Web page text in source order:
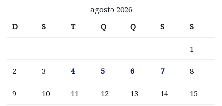
agosto 2026
D
S T Q Q S S
1
2 3 4 5 6 7 8
9 10 11 12 13 14 15